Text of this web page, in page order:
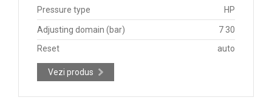
Pressure type HP
Adjusting domain (bar)
7 30
Reset
auto
Vezi produs